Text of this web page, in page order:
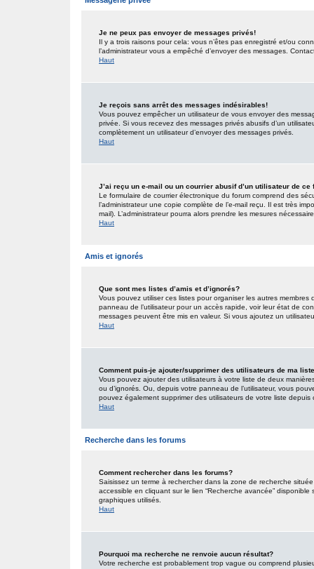
Je ne peux pas envoyer de messages privés!
Il y a trois raisons pour cela: vous n’êtes pas enregistré et/ou
l’administrateur vous a empêché d’envoyer des messages.
Haut
Je reçois sans arrêt des messages indésirables!
Vous pouvez empêcher un utilisateur de vous envoyer des
privée. Si vous recevez des messages privés abusifs d’un
complètement un utilisateur d’envoyer des messages privés.
Haut
J’ai reçu un e-mail ou un courrier abusif d’un utilisateur de ce
Le formulaire de courrier électronique du forum comprend des
l’administrateur une copie complète de l’e-mail reçu. Il est très
mail). L’administrateur pourra alors prendre les mesures
Haut
Amis et ignorés
Que sont mes listes d’amis et d’ignorés?
Vous pouvez utiliser ces listes pour organiser les autres
panneau de l’utilisateur pour un accès rapide, voir leur état de
messages peuvent être mis en valeur. Si vous ajoutez un
Haut
Comment puis-je ajouter/supprimer des utilisateurs de ma
Vous pouvez ajouter des utilisateurs à votre liste de deux
ou d’ignorés. Ou, depuis votre panneau de l’utilisateur, vous
pouvez également supprimer des utilisateurs de votre liste depuis
Haut
Recherche dans les forums
Comment rechercher dans les forums?
Saisissez un terme à rechercher dans la zone de recherche
accessible en cliquant sur le lien “Recherche avancée”
graphiques utilisés.
Haut
Pourquoi ma recherche ne renvoie aucun résultat?
Votre recherche est probablement trop vague ou comprend